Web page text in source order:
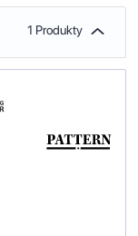
1 Produkty